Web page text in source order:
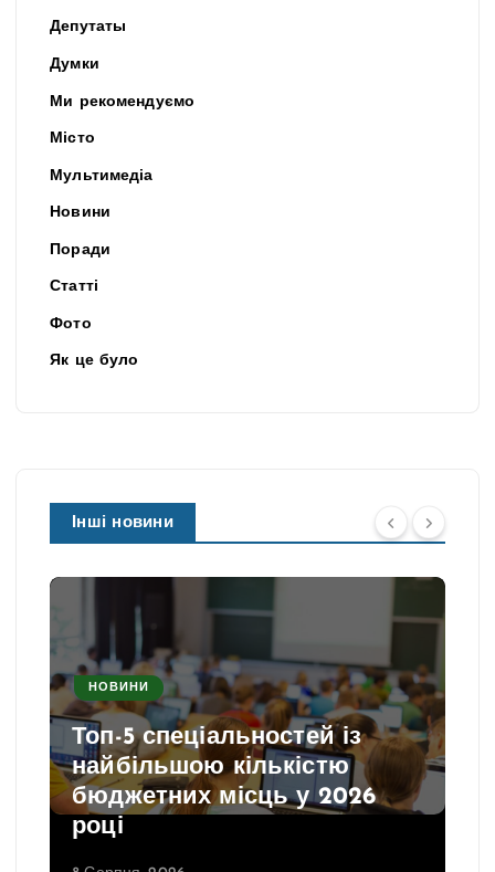
Депутаты
Думки
Ми рекомендуємо
Місто
Мультимедіа
Новини
Поради
Статті
Фото
Як це було
Інші новини
НОВИНИ
Топ-5 спеціальностей із
найбільшою кількістю
бюджетних місць у 2026
році